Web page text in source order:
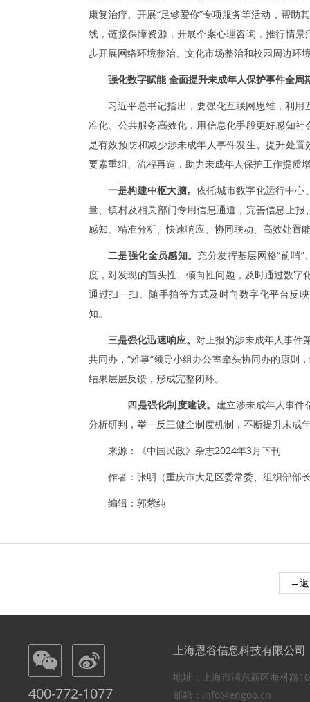
康复治疗、开展“足够爱你”专项服务等活动，帮
线，链接保障资源，开展个案心理咨询，推行情
步开展网络环境整治、文化市场整治和校园周边环
强化数字赋能 全面提升未成年人保护事件全周
习近平总书记指出，要强化互联网思维，利
准化、公共服务高效化，用信息化手段更好感知
是有效预防和减少涉未成年人事件发生、提升处
要素重组、流程再造，助力未成年人保护工作提质
一是构建中枢大脑。依托城市数字化运行中心
量、镇村及相关部门专用信息通道，完善信息上
感知、精准分析、快速响应、协同联动、高效处置
二是强化全员感知。 充分发挥基层网格“前哨
度，对发现的苗头性、倾向性问题，及时通过数字
通过扫一扫、随手拍等方式及时向数字化平台反
知。
三是强化迅速响应。 对上报的涉未成年人事件
共同办，“难事”领导小组办公室牵头协同办的原则
结果层层反馈，形成完整闭环。
四是强化制度建设。 建立涉未成年人事件
分析研判，举一反三健全制度机制，不断提升未成
来源：《中国民政》杂志2024年3月下刊
作者：张明（重庆市大足区委常委、组织部部
编辑：郭紫纯
←
400-772-1077
上海恩谷信息科技有限公司
地址：上海市浦东新区海科路
邮箱：info@engoo.cn